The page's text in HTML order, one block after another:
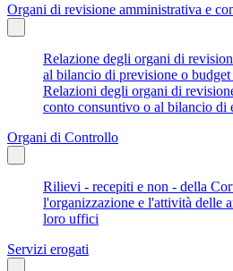
Organi di revisione amministrativa e
Relazione degli organi di
al bilancio di previsione o
Relazioni degli organi di
conto consuntivo o al bilancio di
Organi di Controllo
Rilievi - recepiti e non - della
l'organizzazione e l'attività delle
loro uffici
Servizi erogati